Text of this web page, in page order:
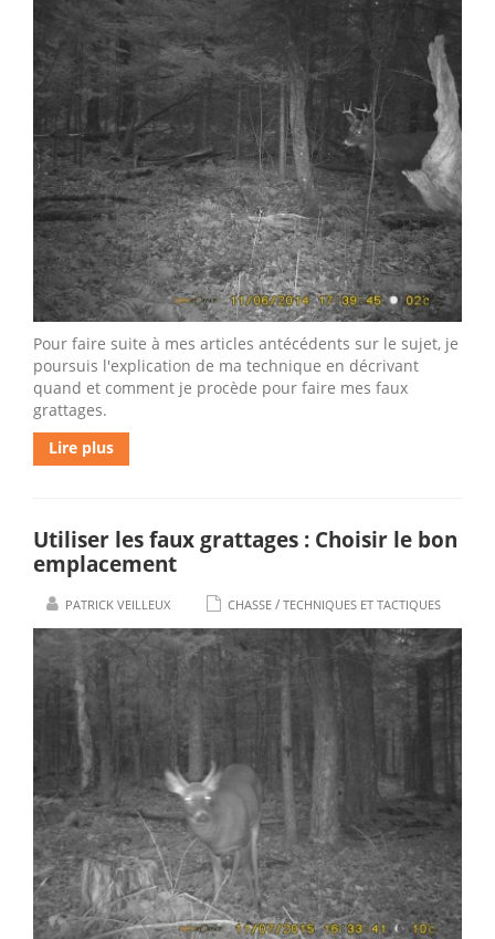
Pour faire suite à mes articles antécédents sur le sujet, je
poursuis l'explication de ma technique en décrivant
quand et comment je procède pour faire mes faux
grattages.
Lire plus
Utiliser les faux grattages : Choisir le bon
emplacement
PATRICK VEILLEUX CHASSE / TECHNIQUES ET TACTIQUES